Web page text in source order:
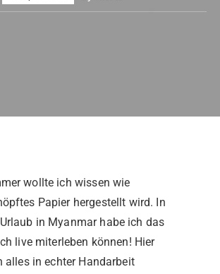
wollte ich wissen wie
Papier hergestellt wird. In
in Myanmar habe ich das
live miterleben können! Hier
alles in echter Handarbeit